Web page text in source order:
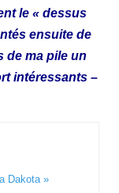
le « dessus
ensuite de
de ma pile un
intéressants –
Dakota »